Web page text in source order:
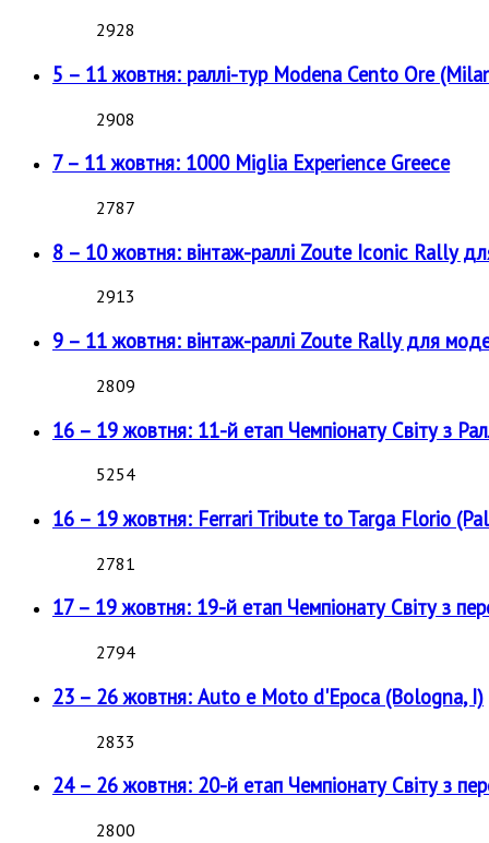
2928
5 – 11 жовтня: раллі-тур Modena Cento Ore
2908
7 – 11 жовтня: 1000 Miglia Experience Greece
2787
8 – 10 жовтня: вінтаж-раллі Zoute Iconic Rally
2913
9 – 11 жовтня: вінтаж-раллі Zoute Rally для
2809
16 – 19 жовтня: 11-й етап Чемпіонату Світу з
5254
16 – 19 жовтня: Ferrari Tribute to Targa Florio
2781
17 – 19 жовтня: 19-й етап Чемпіонату Світу з
2794
23 – 26 жовтня: Auto e Moto d'Epoca (Bologna, I)
2833
24 – 26 жовтня: 20-й етап Чемпіонату Світу з
2800